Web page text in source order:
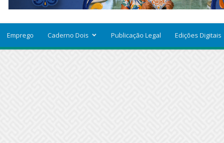
Emprego Caderno Dois Publicação Legal Edições Digitais